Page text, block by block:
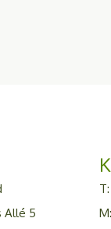
Allé 5
T:
M: